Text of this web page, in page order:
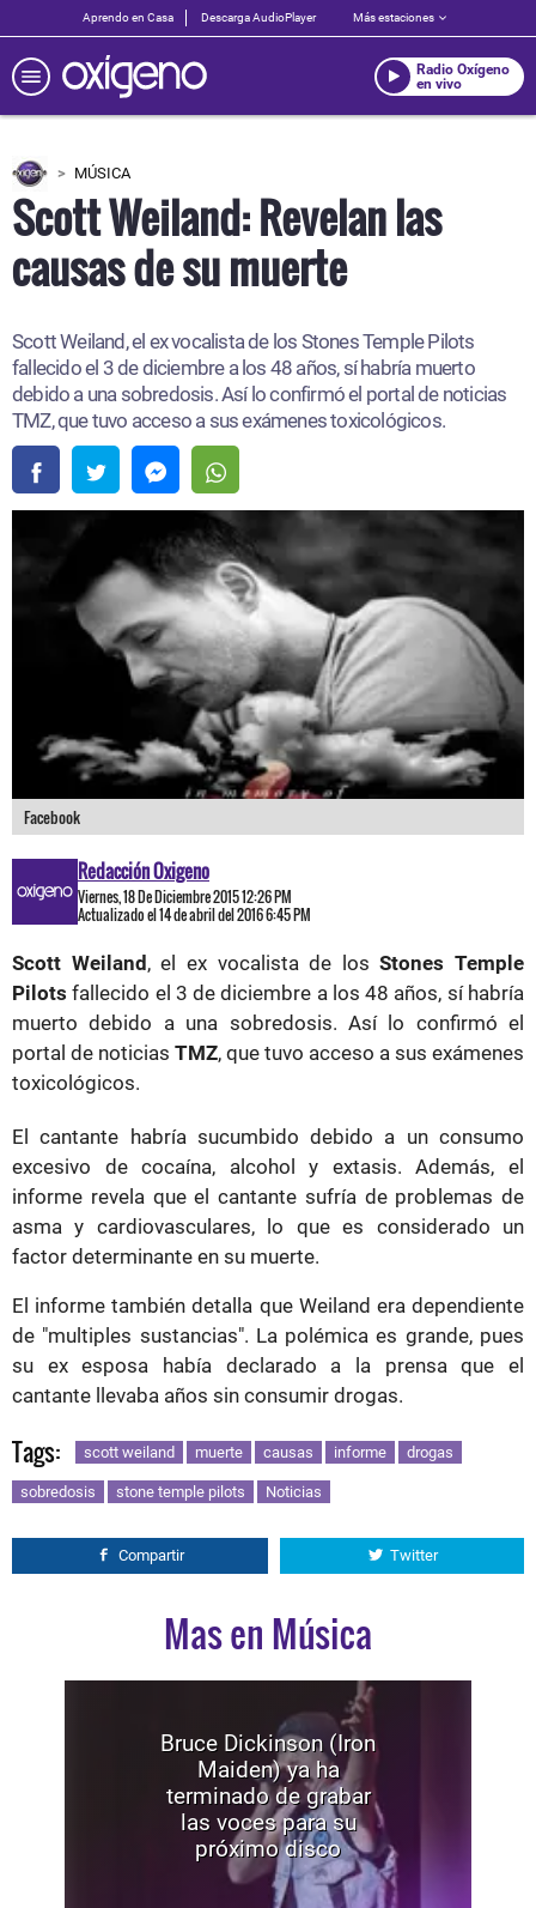
Aprendo en Casa Descarga AudioPlayer Más estaciones
Radio Oxígeno
en vivo
MÚSICA
Scott Weiland: Revelan las
causas de su muerte
Scott Weiland, el ex vocalista de los Stones Temple Pilots
fallecido el 3 de diciembre a los 48 años, sí habría muerto
debido a una sobredosis. Así lo confirmó el portal de noticias
TMZ, que tuvo acceso a sus exámenes toxicológicos.
Facebook
Redacción Oxigeno
Viernes, 18 De Diciembre 2015 12:26 PM
Actualizado el 14 de abril del 2016 6:45 PM
Scott Weiland, el ex vocalista de losStones Temple
Pilots fallecido el 3 de diciembre a los 48 años, sí habría
muerto debido a una sobredosis. Así lo confirmó el
portal de noticias TMZ, que tuvo acceso a sus exámenes
toxicológicos.
El cantante habría sucumbido debido a un consumo
excesivo de cocaína, alcohol y extasis. Además, el
informe revela que el cantante sufría de problemas de
asma y cardiovasculares, lo que es considerado un
factor determinante en su muerte.
El informe también detalla que Weiland era dependiente
de "multiples sustancias". La polémica es grande, pues
su ex esposa había declarado a la prensa que el
cantante llevaba años sin consumir drogas.
Tags: scott weiland muerte causas informe drogas
sobredosis stone temple pilots Noticias
Compartir Twitter
Mas en Música
Bruce Dickinson (Iron
Maiden) ya ha
terminado de grabar
las voces para su
próximo disco